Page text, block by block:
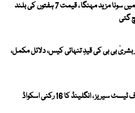
عالمی مارکیٹ میں سونا مزید مہنگا ، قیمت 7 ہفتوں کی بلند
گئی
بشریٰ بی بی کی قیدِ تنہائی کیس، دلائل مکمل،
پاکستان کیخلاف ٹیسٹ سیریز ، انگلینڈ کا 16 رکنی اسکواڈ